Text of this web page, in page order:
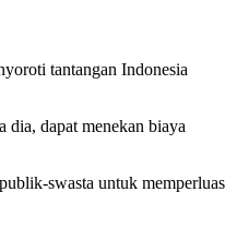
tantangan Indonesia
dia, dapat menekan biaya
swasta untuk memperluas